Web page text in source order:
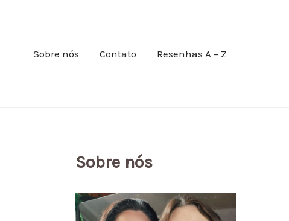
Sobre nós Contato Resenhas A – Z
Sobre nós